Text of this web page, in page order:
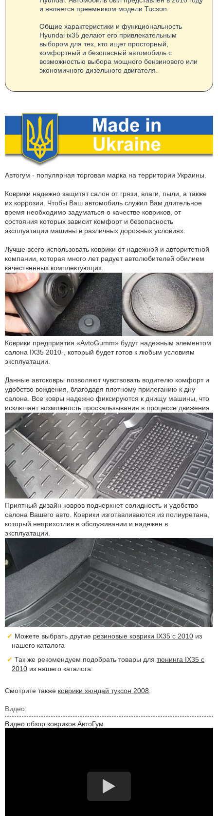
и является преемником модели Tucson.
Общие характеристики и функциональность
Hyundai ix35 делают его привлекательным
выбором для тех, кто ищет просторный,
комфортный и безопасный автомобиль с
возможностью выбора мощного бензинового или
экономичного дизельного двигателя.
Автогум - популярная торговая марка на территории Украины.
Коврики надежно защитят салон от грязи, влаги, пыли, а также
их коррозии. Чтобы Ваш автомобиль служил Вам длительное
время необходимо задуматься о качестве ковриков, от
состояния которых зависит комфорт и безопасность
эксплуатации машины в различных дорожных условиях.
Лучше всего использовать коврики от надежной и авторитетной
компании, которая много лет радует автолюбителей обилием
качественных комплектующих.
Коврики предприятия «AvtoGumm» будут надежным элементом
салона IX35 2010-, который будет готов к любым условиям
эксплуатации.
Данные автоковры позволяют чувствовать водителю комфорт и
удобство вождения, благодаря плотному прилеганию к дну
салона. Все ковры надежно фиксируются к днищу машины, что
исключает возможность проскальзывания в процессе движения.
Приятный дизайн ковров подчеркнет солидность и удобство
салона Вашего авто. Коврики изготавливаются из полиуретана,
который неприхотлив в обслуживании и надежен в
эксплуатации.
Можете выбрать другие резиновые коврики IX35 с 2010 из
нашего каталога
Так же рекомендуем подобрать товары длятюнинга IX35 с
2010 из нашего каталога.
Смотрите также коврики хюндай туксон 2008
Видео:
Видео обзор ковриков АвтоГум